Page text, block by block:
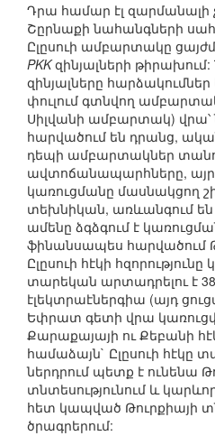
Դրա համար էլ զարմանալի
Շըրնաքի նահանգների
Ըլըսուի ամբարտակը
PKKզինյալների թիրախում:
զինյալները
փուլում գտնվող
Սիլվանի ամբարտակ)
հարվածում են դրանց,
դեպի ամբարտակներ
ավտոճանապարհները,
կառուցմանը մասնակցող
տեխնիկան, առևանգում են
ամենը ձգձգում է
ֆինանսապես հարվածում
Ըլըսուի հէկի
տարեկան արտադրելու է
էլեկտրաէներգիա (այդ
Եփրատ գետի վրա
Քարաքայայի ու Քեբանի
համաձայն` Ըլըսուի հէկը
ներդրում պետք է ունենա
տնտեսությունում և
հետ կապված Թուրքիայի
ծրագրերում: